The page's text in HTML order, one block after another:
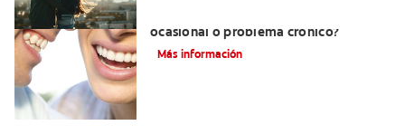
ocasional o problema crónico?
Más información